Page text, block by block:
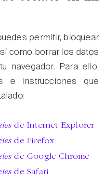
permitir, bloquear
como borrar los datos
navegador. Para ello,
e instrucciones que
de Internet Explorer
de Firefox
de Google Chrome
de Safari